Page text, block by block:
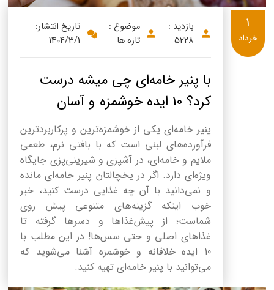
بازدید :
5228
موضوع :
تازه ها
تاریخ انتشار:
1404/3/1
با پنیر خامه‌ای چی میشه درست
کرد؟ 10 ایده خوشمزه و آسان
پنیر خامه‌ای یکی از خوشمزه‌ترین و پرکاربردترین
فرآورده‌های لبنی است که با بافتی نرم، طعمی
ملایم و خامه‌ای، در آشپزی و شیرینی‌پزی جایگاه
ویژه‌ای دارد. اگر در یخچالتان پنیر خامه‌ای مانده
و نمی‌دانید با آن چه غذایی درست کنید، خبر
خوب اینکه گزینه‌های متنوعی پیش روی
شماست؛ از پیش‌غذاها و دسرها گرفته تا
غذاهای اصلی و حتی سس‌ها! در این مطلب با
10 ایده خلاقانه و خوشمزه آشنا می‌شوید که
می‌توانید با پنیر خامه‌ای تهیه کنید.
1
خرداد